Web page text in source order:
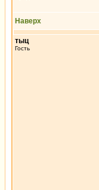
Наверх
тыц
Гость